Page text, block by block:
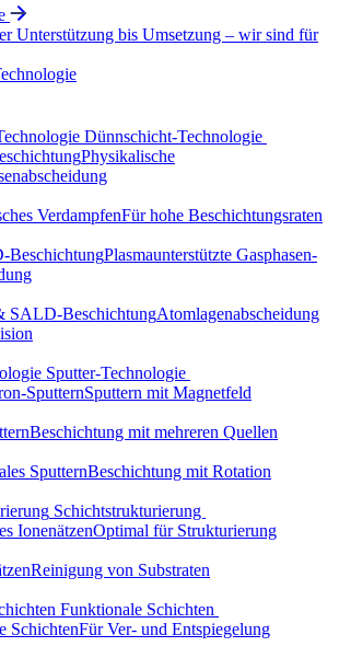
Unterstützung bis Umsetzung – wir sind für
Dünnschicht-Technologie
Physikalische
VerdampfenFür hohe Beschichtungsraten
BeschichtungPlas­ma­un­ter­stütz­te Gaspha­sen­
SALD-BeschichtungAtom­la­gen­ab­schei­dung
Sputter-Technologie
SputternSputtern mit Magnetfeld
Beschichtung mit mehreren Quellen
SputternBeschichtung mit Rotation
Schichtstrukturierung
IonenätzenOptimal für Struk­tu­rierung
Rei­nigung von Substraten
Funktionale Schichten
SchichtenFür Ver- und Entspiegelung